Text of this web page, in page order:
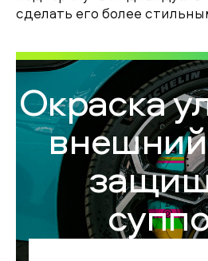
сделать его более
Окраска